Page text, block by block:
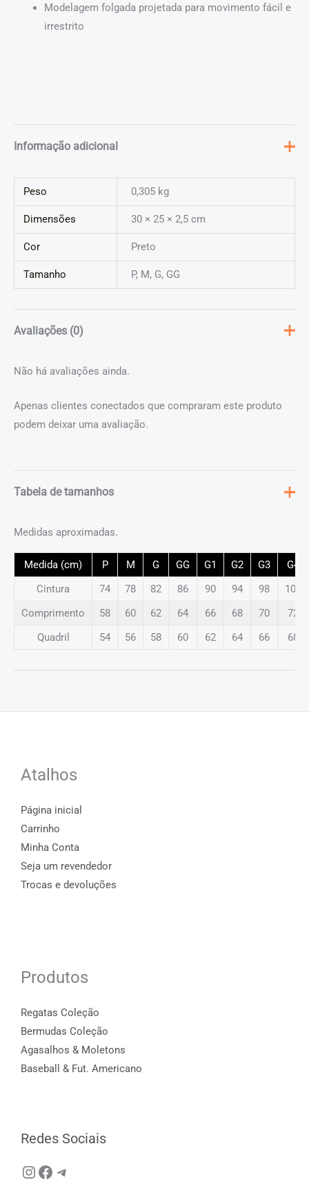
Modelagem folgada projetada para movimento fácil e
irrestrito
Informação adicional
Peso 0,305 kg
Dimensões 30 × 25 × 2,5 cm
Cor Preto
Tamanho P, M, G, GG
Avaliações (0)
Não há avaliações ainda.
Apenas clientes conectados que compraram este produto
podem deixar uma avaliação.
Tabela de tamanhos
Medidas aproximadas.
Medida (cm) P M G GG G1 G2 G3
G4
Cintura
74 78 82 86 90 94 98
102
Comprimento
58 60 62 64 66 68 70
72
Quadril
54 56 58 60 62 64 66 68
Atalhos
Página inicial
Carrinho
Minha Conta
Seja um revendedor
Trocas e devoluções
Produtos
Regatas Coleção
Bermudas Coleção
Agasalhos & Moletons
Baseball & Fut. Americano
Redes Sociais
Instagram
Facebook
Telegram